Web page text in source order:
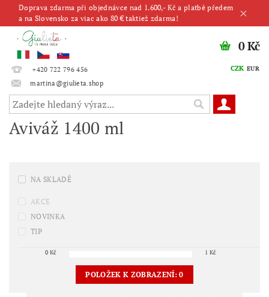
Doprava zdarma při objednávce nad 1.600,- Kč a platbě předem
a na Slovensko za viac ako 80 € taktiež zdarma!
+420 722 796 456
martina@giulieta.shop
CZK EUR
0 Kč
Aviváž 1400 ml
NA SKLADĚ
AKCE
NOVINKA
TIP
0 Kč 1 Kč
POLOŽEK K ZOBRAZENÍ:0